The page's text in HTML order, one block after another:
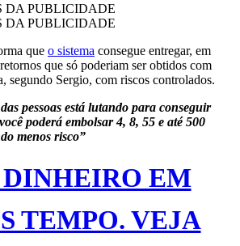
DA PUBLICIDADE
DA PUBLICIDADE
que o sistema consegue entregar, em
que só poderiam ser obtidos com
segundo Sergio, com riscos controlados.
pessoas está lutando para conseguir
poderá embolsar 4, 8, 55 e até 500
menos risco”
EM
TEMPO. VEJA